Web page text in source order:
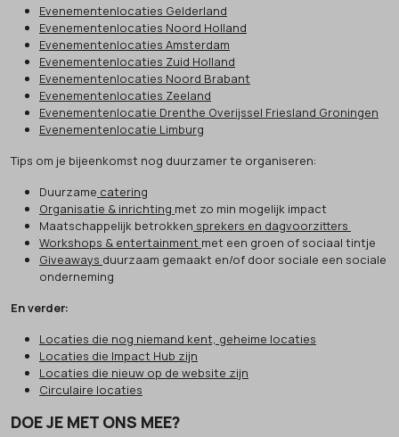
Evenementenlocaties Gelderland
Evenementenlocaties Noord Holland
Evenementenlocaties Amsterdam
Evenementenlocaties Zuid Holland
Evenementenlocaties Noord Brabant
Evenementenlocaties Zeeland
Evenementenlocatie Drenthe Overijssel Friesland Groningen
Evenementenlocatie Limburg
Tips om je bijeenkomst nog duurzamer te organiseren:
Duurzame catering
Organisatie & inrichting met zo min mogelijk impact
Maatschappelijk betrokken sprekers en dagvoorzitters
Workshops & entertainment met een groen of sociaal tintje
Giveaways duurzaam gemaakt en/of door sociale een sociale
onderneming
En verder:
Locaties die nog niemand kent, geheime locaties
Locaties die Impact Hub zijn
Locaties die nieuw op de website zijn
Circulaire locaties
DOE JE MET ONS MEE?